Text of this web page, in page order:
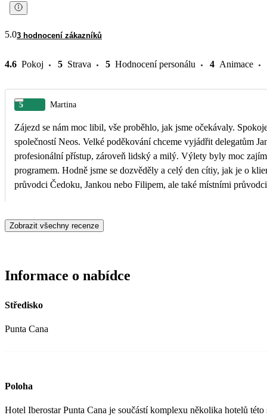
5.03 hodnocení zákazníků
4.6 Pokoj 5 Strava 5 Hodnocení personálu 4 Animace
5 Martina
Zájezd se nám moc libil, vše proběhlo, jak jsme očekávaly. Spokojenost také s leteckou
společností Neos. Velké poděkování chceme vyjádřit delegatům Janě a Filipovi. Velice
profesionální přístup, zároveň lidský a milý. Výlety byly moc zajímavé, s bohatým
programem. Hodně jsme se dozvěděly a celý den cítiy, jak je o klienty pečováno. Jak
průvodci Čedoku, Jankou nebo Filipem, ale také místními průvodci. Velice dobrá
Zobrazit všechny recenze
Informace o nabídce
Středisko
Punta Cana
Poloha
Hotel Iberostar Punta Cana je součástí komplexu několika hotelů